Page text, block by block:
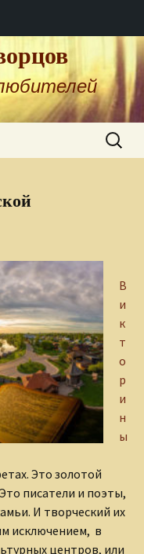
Найти:
В
и
к
т
о
р
и
н
ы
Это золотой
писатели и поэты,
И творческий их
исключением, в
центров, или